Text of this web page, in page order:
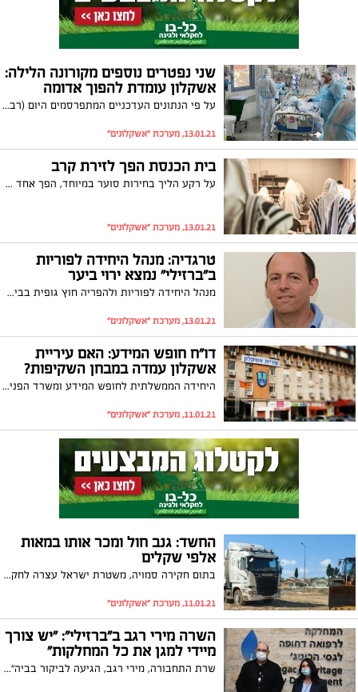
שני נפטרים נוספים מקורונה הלילה:
אשקלון עומדת להפוך אדומה
על פי הנתונים העדכניים המתפרסמים היום (רביעי) בעיר ישנם 758 חולים פעילים מתוכם 87 חולים חדשים. קרוב ל -30,000 מתושבי העיר כבר התחסנו נגד הנגיף
13.01.21, מערכת "אשקלונים"
בית הכנסת הפך לזירת קרב
על רקע הליך בחירות סוער במיוחד, הפך אחד מבתי הכנסת המוכרים באשקלון לזירת התכתשויות מילוליות, מכתבי האשמה ותביעות לשון הרע
13.01.21, מערכת "אשקלונים"
טרגדיה: מנהל היחידה לפוריות
ב"ברזילי" נמצא ירוי ביער
מנהל היחידה לפוריות ולהפריה חוץ גופית בביה"ח ברזילי באשקלון, ד"ר אבי הרלב, נמצא ירוי הלילה ביער להב הסמוך לביתו במועצה האזורית הר חברון. נסיבות האירוע נחקרות, מכריו נותרו המומים. "את כל כולו הקדיש למען הוספת חיים"
13.01.21, מערכת "אשקלונים"
דו"ח חופש המידע: האם עיריית
אשקלון עמדה במבחן השקיפות?
היחידה הממשלתית לחופש המידע ומשרד הפנים מפרסמת את הדו"ח השנתי עבור הרשויות המקומיות. הדו"ח מצא כי עיריית אשקלון חרגה מהזמן המוקצב בחוק למתן מענה. וגם: כמה בקשות לקבלת מידע נענו ומה הייתה הסיבה העיקרית לדחיית חלק ניכר מהן
11.01.21, מערכת "אשקלונים"
החשד: גנב חול ומכר אותו במאות
אלפי שקלים
בתום חקירה סמויה, משטרת ישראל עצרה לחקירה שלושה חשודים בכרייה בלתי חוקית וגניבה של חול באזור אשקלון. החשוד המרכזי הוא תושב אשקלון כבן 51. מהמשטרה נמסר כי באמצעות גניבצהחול שלשלו החשודים לכיסם כסף רב
11.01.21, מערכת "אשקלונים"
השרה מירי רגב ב"ברזילי": "יש צורך
מיידי למגן את כל המחלקות"
שרת התחבורה, מירי רגב, הגיעה לביקור בביה"ח ברזילי באשקלון וקיבלה סקירה על המחלקות השונות בביה"ח, וכן על אתגרי המיגון בהם הבטיחה לסייע. בסיום הביקור, פנה אליה אזרח נסער והטיח בה: "ביבי נפל על הראש, לא אכפת לו בכלל מאנשי העסקים". צפו